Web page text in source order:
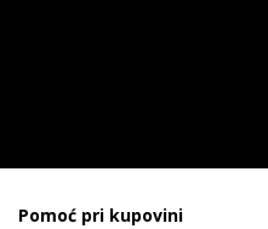
Pomoć pri kupovini